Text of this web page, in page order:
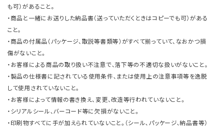
も可）があること。
・商品と一緒にお送りした納品書（送っていただくときはコピーでも可）がある
こと。
・商品の付属品（パッケージ、取説等書類等）がすべて揃っていて、なおかつ損
傷がないこと。
・お客様による商品の取り扱い不注意で、落下等の不適切な扱いがないこと。
・製品の仕様書に記されている使用条件、または使用上の注意事項等を逸脱
して使用されていないこと。
・お客様によって情報の書き換え、変更、改造等行われていないこと。
・シリアルシール、バーコード等に欠損がないこと。
・印刷物すべてに手が加えられていないこと。（シール、パッケージ、納品書等）